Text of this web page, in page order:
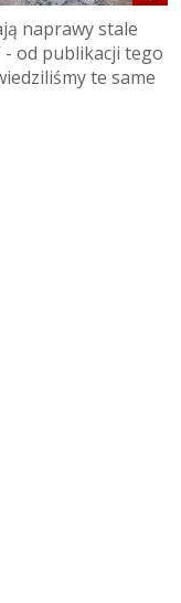
naprawy stale
- od publikacji tego
te same